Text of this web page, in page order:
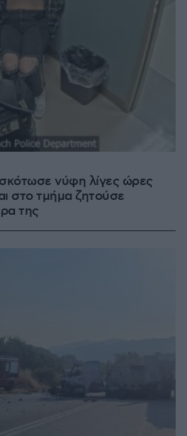
νύφη λίγες ώρες
στο τμήμα ζητούσε
της